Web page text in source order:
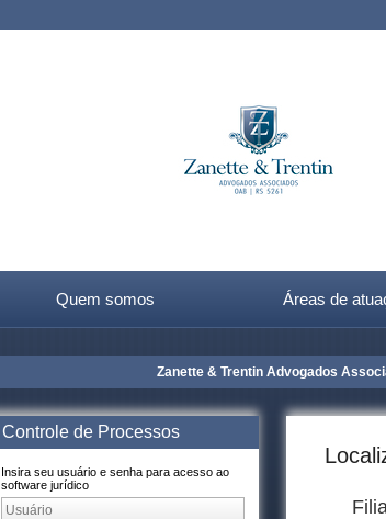
Quem somos Áreas de
Zanette & Trentin Advogados
Controle de Processos
Insira seu usuário e senha para acesso ao
software jurídico